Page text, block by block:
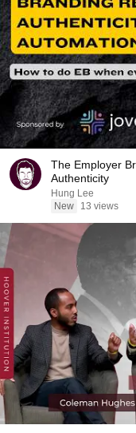
The Employer
Authenticity
Hung Lee
New
13 views